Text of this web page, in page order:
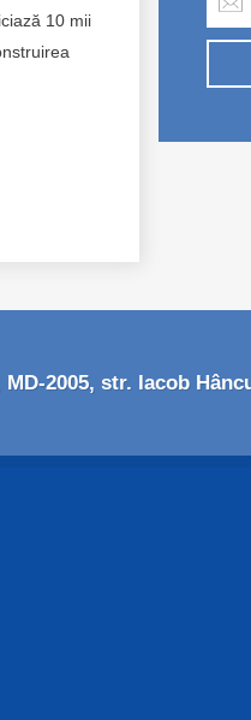
10 mii
2005, str. Iacob